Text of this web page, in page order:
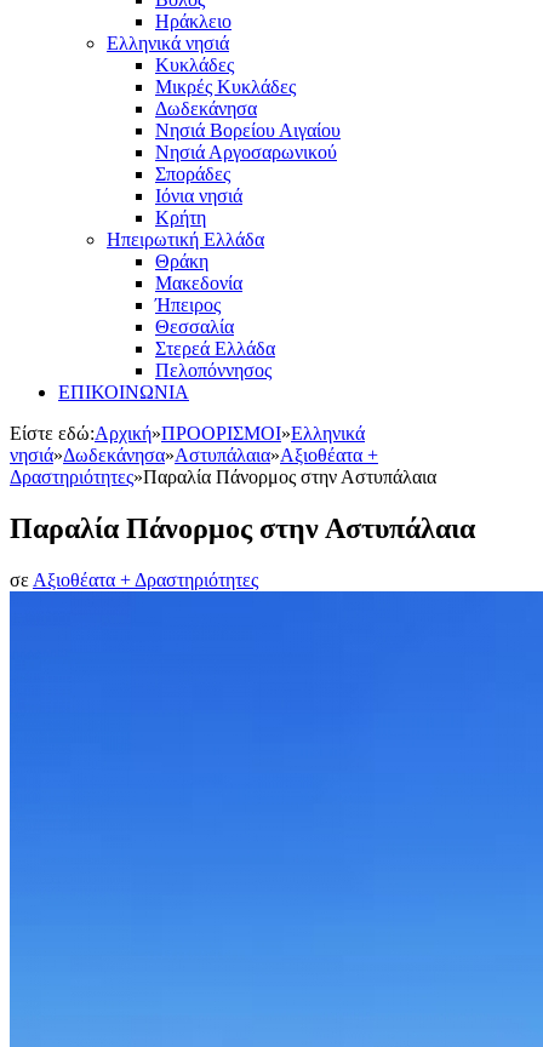
Ηράκλειο
Ελληνικά νησιά
Κυκλάδες
Μικρές Κυκλάδες
Δωδεκάνησα
Νησιά Βορείου Αιγαίου
Νησιά Αργοσαρωνικού
Σποράδες
Ιόνια νησιά
Κρήτη
Ηπειρωτική Ελλάδα
Θράκη
Μακεδονία
Ήπειρος
Θεσσαλία
Στερεά Ελλάδα
Πελοπόννησος
ΕΠΙΚΟΙΝΩΝΙΑ
Είστε εδώ:Αρχική»ΠΡΟΟΡΙΣΜΟΙ»Ελληνικά
νησιά»Δωδεκάνησα»Αστυπάλαια»Αξιοθέατα +
Δραστηριότητες»Παραλία Πάνορμος στην Αστυπάλαια
Παραλία Πάνορμος στην Αστυπάλαια
σε Αξιοθέατα + Δραστηριότητες